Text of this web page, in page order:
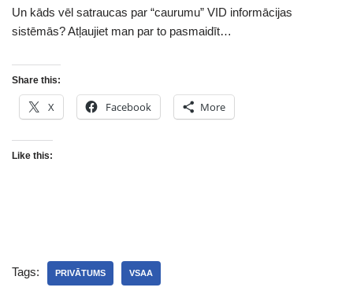
Un kāds vēl satraucas par “caurumu” VID informācijas
sistēmās? Atļaujiet man par to pasmaidīt…
Share this:
X Facebook More
Like this:
Tags: PRIVĀTUMS VSAA